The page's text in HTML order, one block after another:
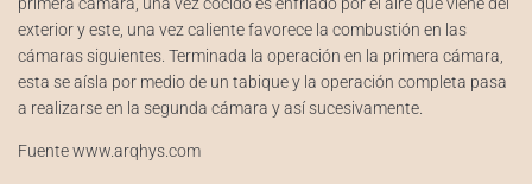
exterior y este, una vez caliente favorece la combustión en las
cámaras siguientes. Terminada la operación en la primera cámara,
esta se aísla por medio de un tabique y la operación completa pasa
a realizarse en la segunda cámara y así sucesivamente.
Fuente www.arqhys.com